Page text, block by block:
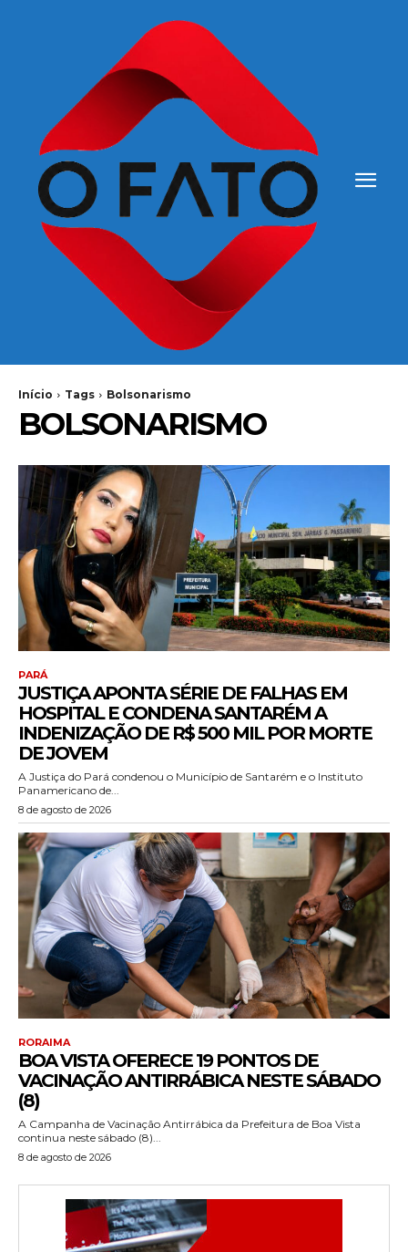
Início Tags Bolsonarismo
BOLSONARISMO
PARÁ
JUSTIÇA APONTA SÉRIE DE FALHAS EM
HOSPITAL E CONDENA SANTARÉM A
INDENIZAÇÃO DE R$ 500 MIL POR MORTE
DE JOVEM
A Justiça do Pará condenou o Município de Santarém e o Instituto
Panamericano de...
8 de agosto de 2026
RORAIMA
BOA VISTA OFERECE 19 PONTOS DE
VACINAÇÃO ANTIRRÁBICA NESTE SÁBADO
(8)
A Campanha de Vacinação Antirrábica da Prefeitura de Boa Vista
continua neste sábado (8)...
8 de agosto de 2026